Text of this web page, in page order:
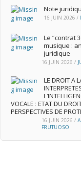
Note
16 JUIN 2026 /
Le “contrat
musique :
juridique
16 JUIN 2026 /
LE DROIT A
VOCALE : ETAT DU
PERSPECTIVES DE
16 JUIN 2026 /
FRUTUOSO